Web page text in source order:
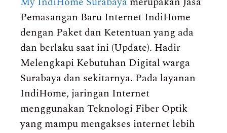
Pemasangan Baru Internet IndiHome
dengan Paket dan Ketentuan yang ada
dan berlaku saat ini (Update). Hadir
Melengkapi Kebutuhan Digital warga
Surabaya dan sekitarnya. Pada layanan
IndiHome, jaringan Internet
menggunakan Teknologi Fiber Optik
yang mampu mengakses internet lebih